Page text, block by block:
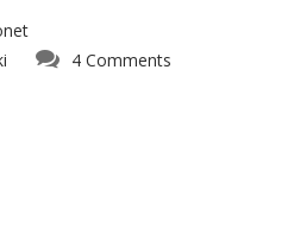
4 Comments